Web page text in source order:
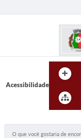
Acessibilidade